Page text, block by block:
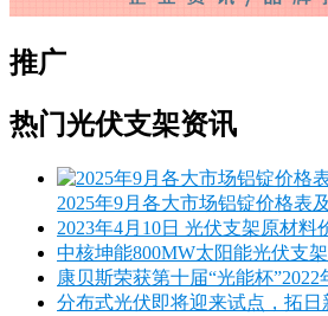
推广
热门光伏支架资讯
2025年9月各大市场铝锭价格表
2023年4月10日 光伏支架原材料
中核坤能800MW太阳能光伏支
康贝斯荣获第十届“光能杯
分布式光伏即将迎来试点，拓